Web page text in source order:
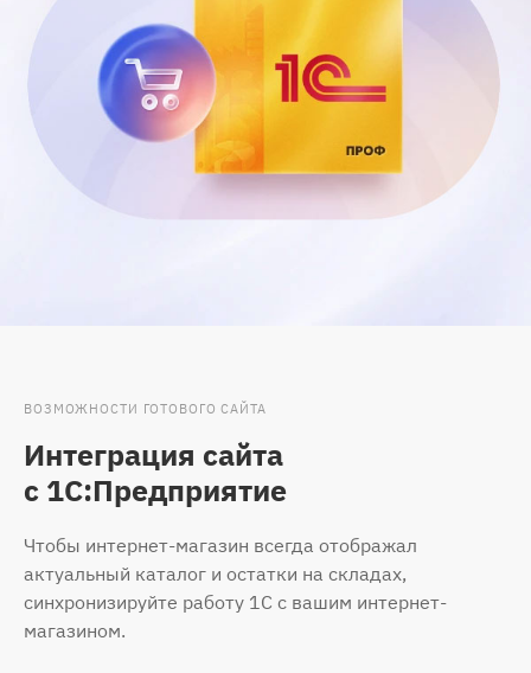
ВОЗМОЖНОСТИ ГОТОВОГО САЙТА
Интеграция сайта
с 1С:Предприятие
Чтобы интернет-магазин всегда отображал
актуальный каталог и остатки на складах,
синхронизируйте работу 1С с вашим интернет-
магазином.